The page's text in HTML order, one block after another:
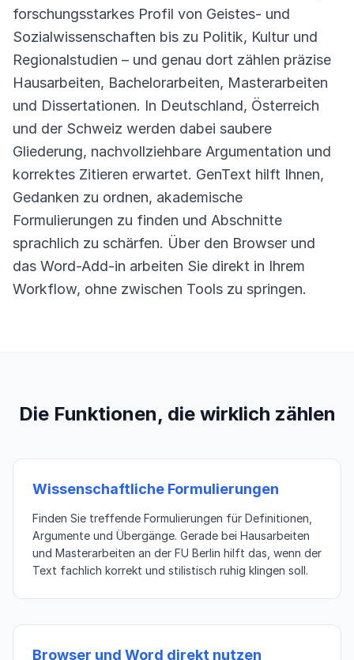
forschungsstarkes Profil von Geistes- und
Sozialwissenschaften bis zu Politik, Kultur und
Regionalstudien – und genau dort zählen präzise
Hausarbeiten, Bachelorarbeiten, Masterarbeiten
und Dissertationen. In Deutschland, Österreich
und der Schweiz werden dabei saubere
Gliederung, nachvollziehbare Argumentation und
korrektes Zitieren erwartet. GenText hilft Ihnen,
Gedanken zu ordnen, akademische
Formulierungen zu finden und Abschnitte
sprachlich zu schärfen. Über den Browser und
das Word-Add-in arbeiten Sie direkt in Ihrem
Workflow, ohne zwischen Tools zu springen.
Die Funktionen, die wirklich zählen
Wissenschaftliche Formulierungen
Finden Sie treffende Formulierungen für Definitionen,
Argumente und Übergänge. Gerade bei Hausarbeiten
und Masterarbeiten an der FU Berlin hilft das, wenn der
Text fachlich korrekt und stilistisch ruhig klingen soll.
Browser und Word direkt nutzen